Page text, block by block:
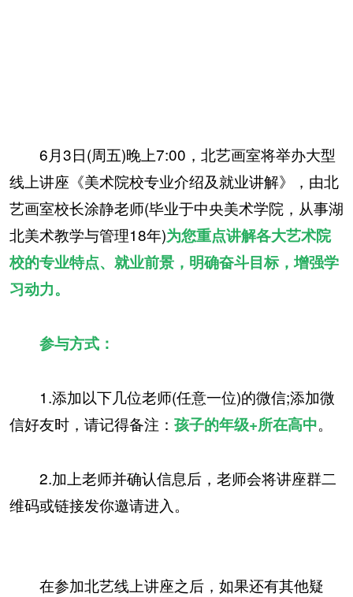
6月3日(周五)晚上7:00，北艺画室将举办大型
线上讲座《美术院校专业介绍及就业讲解》，由北
艺画室校长涂静老师(毕业于中央美术学院，从事湖
北美术教学与管理18年)为您重点讲解各大艺术院
校的专业特点、就业前景，明确奋斗目标，增强学
习动力。
参与方式：
1.添加以下几位老师(任意一位)的微信;添加微
信好友时，请记得备注： 孩子的年级+所在高中。
2.加上老师并确认信息后，老师会将讲座群二
维码或链接发你邀请进入。
在参加北艺线上讲座之后，如果还有其他疑